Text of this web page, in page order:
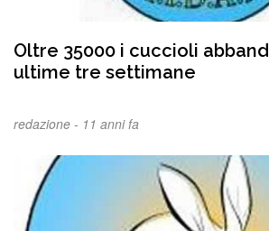
Oltre 35000 i cuccioli
ultime tre settimane
redazione - 11 anni fa